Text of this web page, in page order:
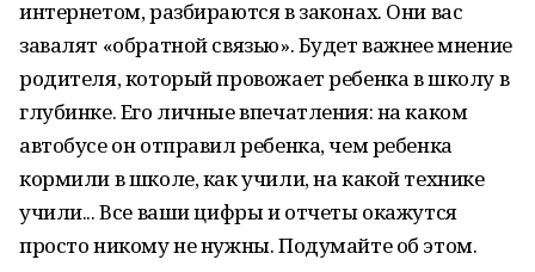
интернетом, разбираются в законах. Они вас
завалят «обратной связью». Будет важнее мнение
родителя, который провожает ребенка в школу в
глубинке. Его личные впечатления: на каком
автобусе он отправил ребенка, чем ребенка
кормили в школе, как учили, на какой технике
учили... Все ваши цифры и отчеты окажутся
просто никому не нужны. Подумайте об этом.